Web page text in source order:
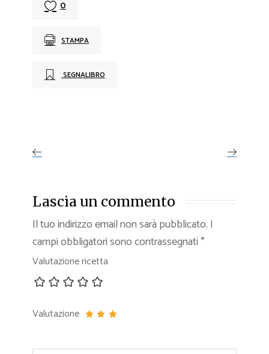
0
STAMPA
SEGNALIBRO
Lascia un commento
Il tuo indirizzo email non sarà pubblicato. I
campi obbligatori sono contrassegnati*
Valutazione ricetta
Valutazione